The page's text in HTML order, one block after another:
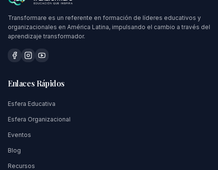
Transformare es un referente en formación de líderes educativos y
organizacionales en América Latina, impulsando el cambio a través del
aprendizaje transformador.
Enlaces Rápidos
Esfera Educativa
Esfera Organizacional
Eventos
Blog
Recursos